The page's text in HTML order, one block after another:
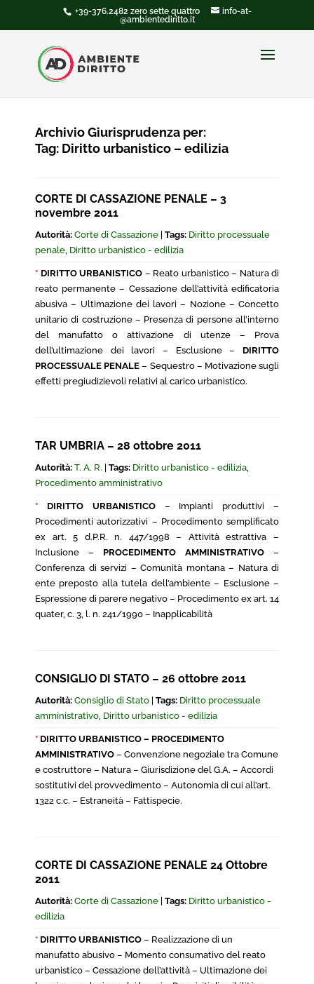
+39-376.2482 zero sette quattro
info-at-
@ambientediritto.it
Archivio Giurisprudenza per:
Tag: Diritto urbanistico – edilizia
CORTE DI CASSAZIONE PENALE – 3
novembre 2011
Autorità: Corte di Cassazione Tags: Diritto processuale
penale, Diritto urbanistico - edilizia
* DIRITTO URBANISTICO – Reato urbanistico – Natura di
reato permanente – Cessazione dell’attività edificatoria
abusiva – Ultimazione dei lavori – Nozione – Concetto
unitario di costruzione – Presenza di persone all’interno
del manufatto o attivazione di utenze – Prova
dell’ultimazione dei lavori – Esclusione – DIRITTO
PROCESSUALE PENALE – Sequestro – Motivazione sugli
effetti pregiudizievoli relativi al carico urbanistico.
TAR UMBRIA – 28 ottobre 2011
Autorità: T. A. R. Tags: Diritto urbanistico - edilizia,
Procedimento amministrativo
* DIRITTO URBANISTICO– Impianti produttivi –
Procedimenti autorizzativi – Procedimento semplificato
ex art. 5 d.P.R. n. 447/1998 – Attività estrattiva –
Inclusione – PROCEDIMENTO AMMINISTRATIVO –
Conferenza di servizi – Comunità montana – Natura di
ente preposto alla tutela dell’ambiente – Esclusione –
Espressione di parere negativo – Procedimento ex art. 14
quater, c. 3, l. n. 241/1990 – Inapplicabilità
CONSIGLIO DI STATO – 26 ottobre 2011
Autorità: Consiglio di Stato Tags: Diritto processuale
amministrativo, Diritto urbanistico - edilizia
* DIRITTO URBANISTICO – PROCEDIMENTO
AMMINISTRATIVO – Convenzione negoziale tra Comune
e costruttore – Natura – Giurisdizione del G.A. – Accordi
sostitutivi del provvedimento – Autonomia di cui all’art.
1322 c.c. – Estraneità – Fattispecie.
CORTE DI CASSAZIONE PENALE 24 Ottobre
2011
Autorità: Corte di Cassazione Tags: Diritto urbanistico -
edilizia
* DIRITTO URBANISTICO – Realizzazione di un
manufatto abusivo – Momento consumativo del reato
urbanistico – Cessazione dell’attività – Ultimazione dei